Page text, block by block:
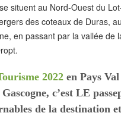
situent au Nord-Ouest du
des coteaux de Duras,
en passant par la vallée de
2022 en Pays
c’est LE
de la destination